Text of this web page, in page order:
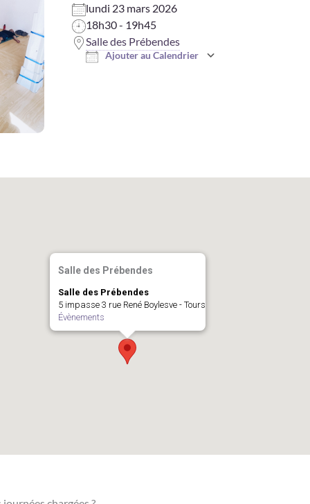
lundi 23 mars 2026
18h30 - 19h45
Salle des Prébendes
Ajouter au Calendrier
Salle des Prébendes
Salle des Prébendes
5 impasse 3 rue René Boylesve - Tours
Évènements